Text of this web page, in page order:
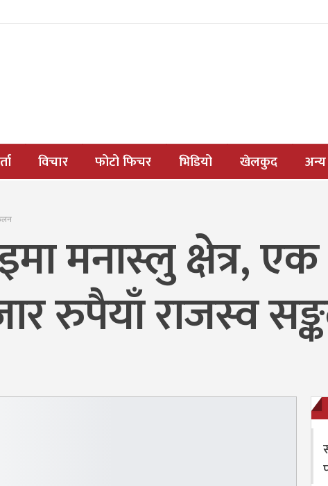
विचार फोटो फिचर भिडियो खेलकुद अन्य
मनास्लु क्षेत्र, एक
रुपैयाँ राजस्व